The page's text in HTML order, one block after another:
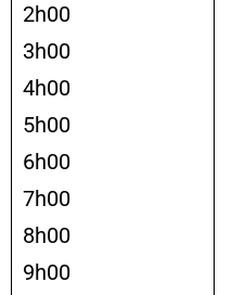
2h00
3h00
4h00
5h00
6h00
7h00
8h00
9h00